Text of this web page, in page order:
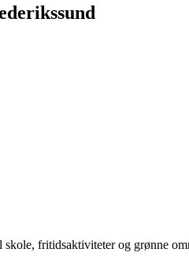
fritidsaktiviteter og grønne